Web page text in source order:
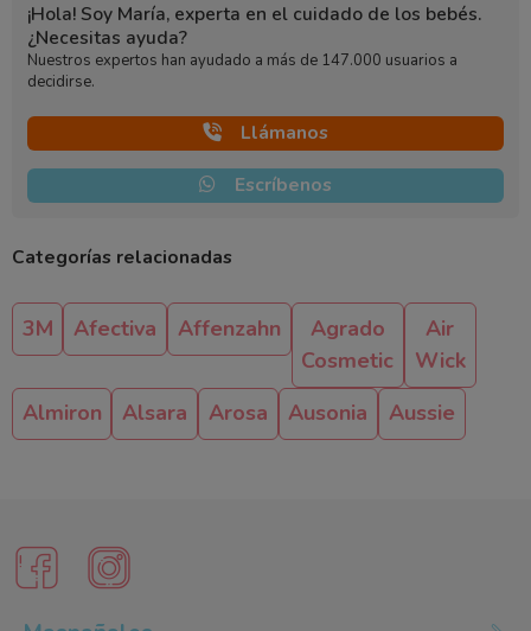
¡Hola! Soy María, experta en el cuidado de los bebés.
¿Necesitas ayuda?
Nuestros expertos han ayudado a más de 147.000 usuarios a
decidirse.
Llámanos
Escríbenos
Categorías relacionadas
3M Afectiva Affenzahn
Agrado
Cosmetic
Air
Wick
Almiron
Alsara Arosa Ausonia Aussie